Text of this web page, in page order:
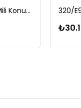
320/D9630 - TPO Eksantrik Mili Konum Sensörü
320/